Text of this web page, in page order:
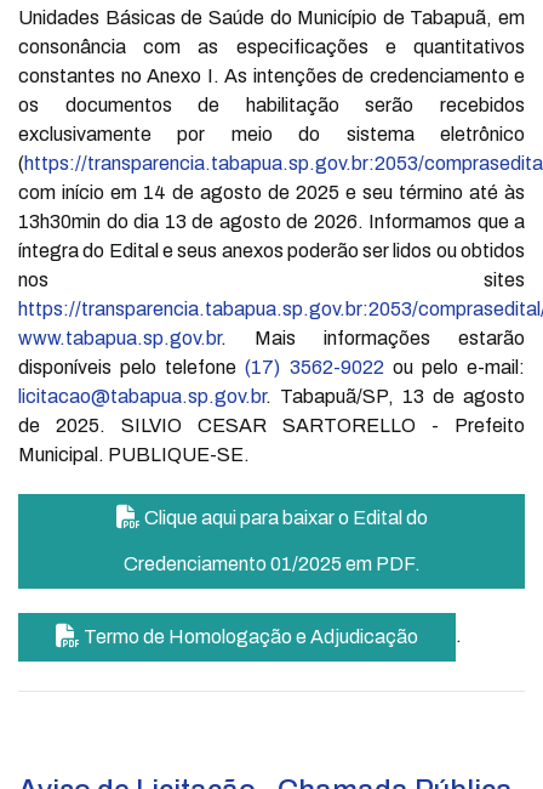
Unidades Básicas de Saúde do Município de Tabapuã, em
consonância com as especificações e quantitativos
constantes no Anexo I. As intenções de credenciamento e
os documentos de habilitação serão recebidos
exclusivamente por meio do sistema eletrônico
(https://transparencia.tabapua.sp.gov.br:2053/
com início em 14 de agosto de 2025 e seu término até às
13h30min do dia 13 de agosto de 2026. Informamos que a
íntegra do Edital e seus anexos poderão ser lidos ou obtidos
nos sites
https://transparencia.tabapua.sp.gov.br:2053/
www.tabapua.sp.gov.br. Mais informações estarão
disponíveis pelo telefone(17) 3562-9022 ou pelo e-mail:
licitacao@tabapua.sp.gov.br. Tabapuã/SP, 13 de agosto
de 2025. SILVIO CESAR SARTORELLO - Prefeito
Municipal. PUBLIQUE-SE.
Clique aqui para baixar o Edital do
Credenciamento 01/2025 em PDF.
Termo de Homologação e Adjudicação .